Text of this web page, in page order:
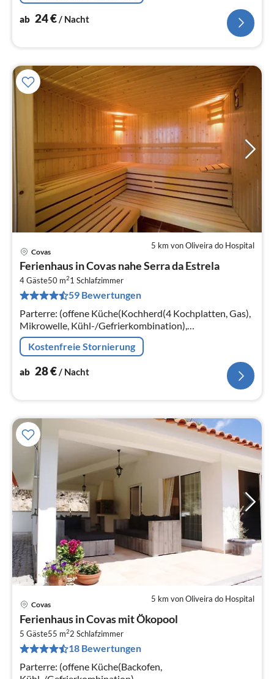
ab 24€/ Nacht
5 km von Oliveira do Hospital
Covas
Ferienhaus in Covas nahe Serra da Estrela
4 Gäste50 m21 Schlafzimmer
59 Bewertungen
Parterre: (offene Küche(Kochherd(4 Kochplatten, Gas),
Mikrowelle, Kühl-/Gefrierkombination),
Wohn/Esszimmer(Doppelschlafcouch, Ofen(Holz),
Stereoanlage, Gartentüren)
Kostenfreie Stornierung
ab 28€/ Nacht
5 km von Oliveira do Hospital
Covas
Ferienhaus in Covas mit Ökopool
5 Gäste55 m22 Schlafzimmer
18 Bewertungen
Parterre: (offene Küche(Backofen,